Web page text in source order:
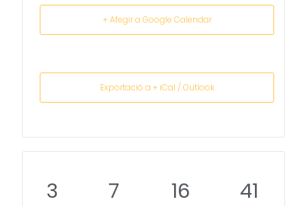
3 7 16 41
+ Afegir a Google Calendar
Exportació a + iCal / Outlook